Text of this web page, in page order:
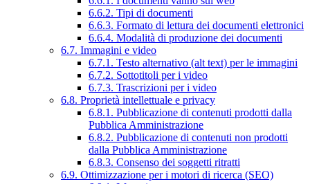
6.6.2. Tipi di documenti
6.6.3. Formato di lettura dei documenti elettronici
6.6.4. Modalità di produzione dei documenti
6.7. Immagini e video
6.7.1. Testo alternativo (alt text) per le immagini
6.7.2. Sottotitoli per i video
6.7.3. Trascrizioni per i video
6.8. Proprietà intellettuale e privacy
6.8.1. Pubblicazione di contenuti prodotti dalla
Pubblica Amministrazione
6.8.2. Pubblicazione di contenuti non prodotti
dalla Pubblica Amministrazione
6.8.3. Consenso dei soggetti ritratti
6.9. Ottimizzazione per i motori di ricerca (SEO)